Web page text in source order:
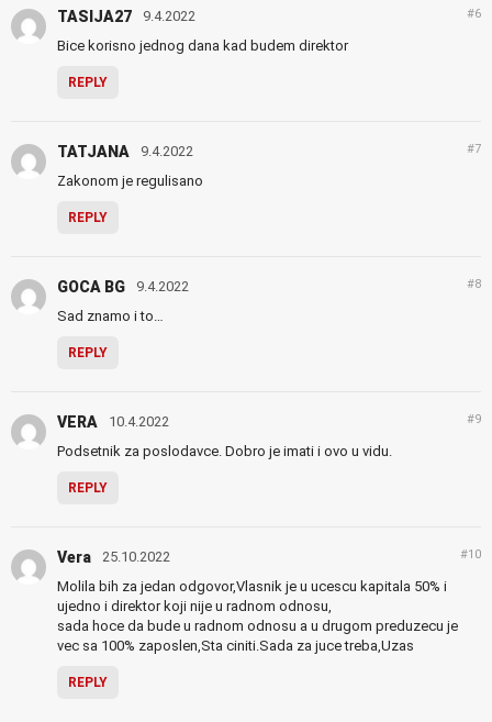
TASIJA27 9.4.2022 #6
Bice korisno jednog dana kad budem direktor
REPLY
TATJANA 9.4.2022 #7
Zakonom je regulisano
REPLY
GOCA BG 9.4.2022 #8
Sad znamo i to…
REPLY
VERA 10.4.2022 #9
Podsetnik za poslodavce. Dobro je imati i ovo u vidu.
REPLY
Vera 25.10.2022 #10
Molila bih za jedan odgovor,Vlasnik je u ucescu kapitala 50% i
ujedno i direktor koji nije u radnom odnosu,
sada hoce da bude u radnom odnosu a u drugom preduzecu je
vec sa 100% zaposlen,Sta ciniti.Sada za juce treba,Uzas
REPLY